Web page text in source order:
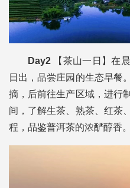
Day2
【茶山一日】在
日出，品尝庄园的生态早餐
摘，后前往生产区域，进行
间，了解生茶、熟茶、红茶
程，品鉴普洱茶的浓酽醇香。